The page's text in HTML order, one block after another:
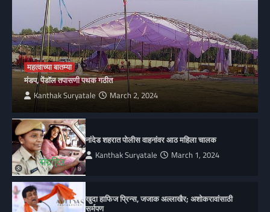
महत्वाच्या बातम्या
मंडप, पेंडॉल तपासणी पथक गठीत
Kanthak Suryatale March 2, 2024
नांदेड शहरात पोलीस वाहनांवर आठ महिला चालक
Kanthak Suryatale March 1, 2024
खुदा हाफिज प्रिन्स, जजाक अल्लाखैर; अशोकरावांसाठी
सर्मपण